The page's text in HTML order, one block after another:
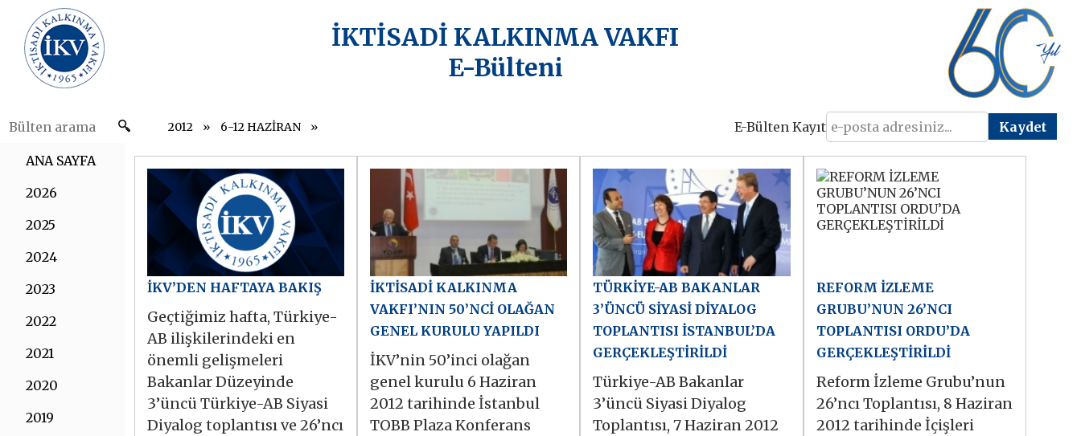
İKTİSADİ KALKINMA VAKFI
E-Bülteni
2012 6-12 HAZİRAN E-Bülten Kayıt
ANA SAYFA
2026
2025
2024
2023
2022
2021
2020
2019
İKV’DEN HAFTAYA BAKIŞ
Geçtiğimiz hafta, Türkiye-
AB ilişkilerindeki en
önemli gelişmeleri
Bakanlar Düzeyinde
3’üncü Türkiye-AB Siyasi
Diyalog toplantısı ve 26’ncı
İKTİSADİ KALKINMA
VAKFI’NIN 50’NCİ OLAĞAN
GENEL KURULU YAPILDI
İKV’nin 50’inci olağan
genel kurulu 6 Haziran
2012 tarihinde İstanbul
TOBB Plaza Konferans
TÜRKİYE-AB BAKANLAR
3’ÜNCÜ SİYASİ DİYALOG
TOPLANTISI İSTANBUL’DA
GERÇEKLEŞTİRİLDİ
Türkiye-AB Bakanlar
3’üncü Siyasi Diyalog
Toplantısı, 7 Haziran 2012
REFORM İZLEME
GRUBU’NUN 26’NCI
TOPLANTISI ORDU’DA
GERÇEKLEŞTİRİLDİ
Reform İzleme Grubu’nun
26’ncı Toplantısı, 8 Haziran
2012 tarihinde İçişleri